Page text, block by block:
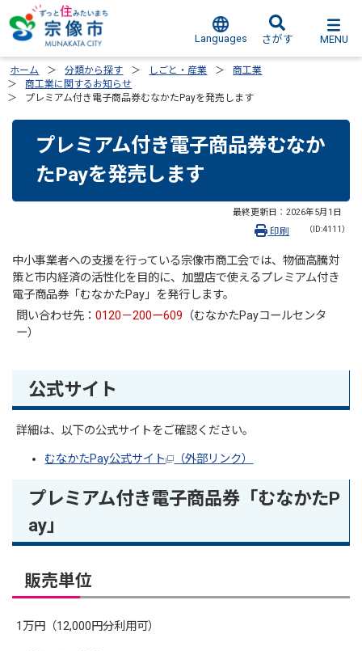
Languages さがす MENU
ホーム 分類から探す しごと・産業
商工業
商工業に関するお知らせ
プレミアム付き電子商品券むなかたPayを発売します
プレミアム付き電子商品券むなか
たPayを発売します
最終更新日： 2026年5月1日
（ID:4111）
印刷
中小事業者への支援を行っている宗像市商工会では、物価高騰対
策と市内経済の活性化を目的に、加盟店で使えるプレミアム付き
電子商品券「むなかたPay」を発行します。
問い合わせ先：0120－200ー609 （むなかたPayコールセンタ
ー）
公式サイト
詳細は、以下の公式サイトをご確認ください。
むなかたPay公式サイト （外部リンク）
プレミアム付き電子商品券「むなかたP
ay」
販売単位
1万円（12,000円分利用可）